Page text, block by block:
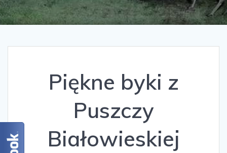
Piękne byki z
Puszczy
Białowieskiej